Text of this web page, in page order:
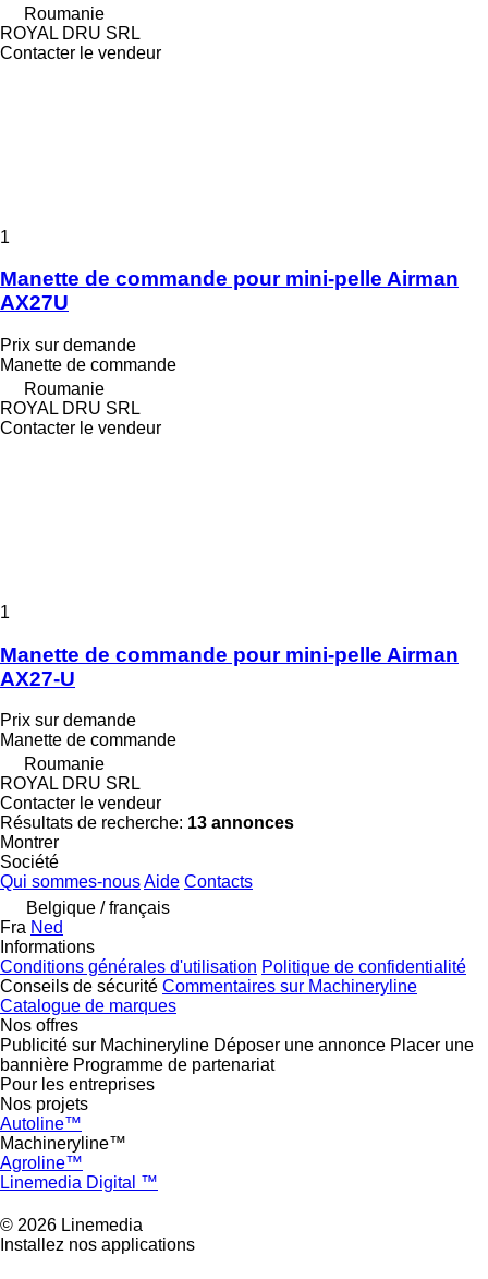
Roumanie
ROYAL DRU SRL
Contacter le vendeur
1
Manette de commande pour mini-pelle Airman
AX27U
Prix sur demande
Manette de commande
Roumanie
ROYAL DRU SRL
Contacter le vendeur
1
Manette de commande pour mini-pelle Airman
AX27-U
Prix sur demande
Manette de commande
Roumanie
ROYAL DRU SRL
Contacter le vendeur
Résultats de recherche: 13 annonces
Montrer
Société
Qui sommes-nousAide Contacts
Belgique / français
Fra Ned
Informations
Conditions générales d'utilisation Politique de confidentialité
Conseils de sécurité Commentaires sur Machineryline
Catalogue de marques
Nos offres
Publicité sur Machineryline Déposer une annonce Placer une
bannière Programme de partenariat
Pour les entreprises
Nos projets
Autoline™
Machineryline™
Agroline™
Linemedia Digital ™
© 2026 Linemedia
Installez nos applications